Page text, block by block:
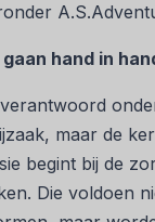
hand in
maar de
begint bij de
Die voldoen